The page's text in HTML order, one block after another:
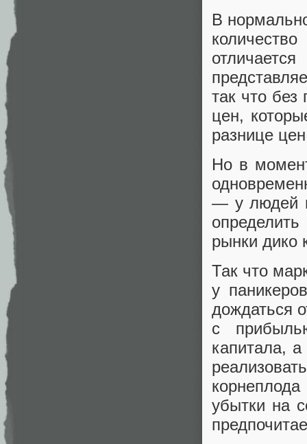
В
так что
цен,
разнице
Но в
— у людей
рынки дико
Так что
у
дождаться
с
капитала,
убытки на